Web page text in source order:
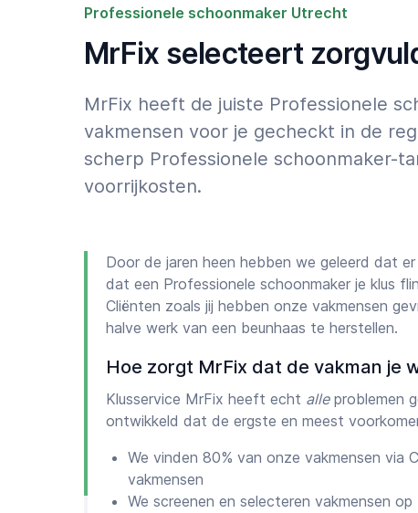
Professionele schoonmaker Utrecht
MrFix selecteert
MrFix heeft de juiste Professionele
vakmensen voor je gecheckt in de
scherp Professionele schoonmaker-
voorrijkosten.
Door de jaren heen hebben we geleerd dat
dat een Professionele schoonmaker je klus
Cliënten zoals jij hebben onze vakmensen
halve werk van een beunhaas te herstellen.
Hoe zorgt MrFix dat de vakman je
Klusservice MrFix heeft echt alleproblemen
ontwikkeld dat de ergste en meest
We vinden 80% van onze vakmensen via
vakmensen
We screenen en selecteren vakmensen